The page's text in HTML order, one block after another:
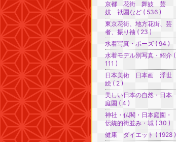
京都 花街 舞妓 芸
妓 祇園など ( 536 )
東京花街、地方花街、芸
者、振り袖 ( 23 )
水着写真・ポーズ ( 94 )
水着モデル別写真・紹介 (
111 )
日本美術 日本画 浮世
絵 ( 2 )
美しい日本の自然・日本
庭園 ( 4 )
神社・仏閣・日本庭園・
伝統的街並み・城 ( 30 )
健康 ダイエット ( 1928 )